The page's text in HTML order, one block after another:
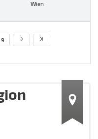
Wien